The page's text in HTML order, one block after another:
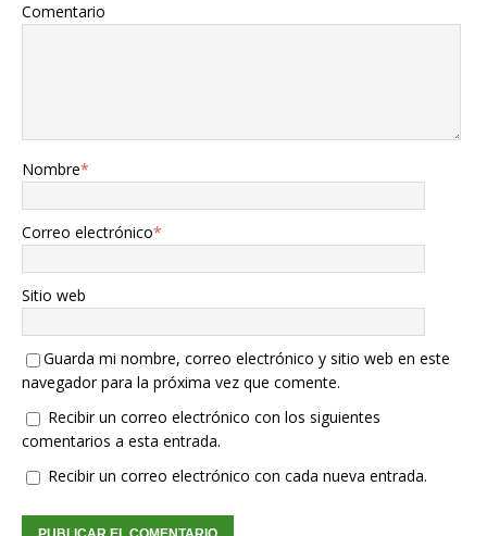
Comentario
Nombre*
Correo electrónico*
Sitio web
Guarda mi nombre, correo electrónico y sitio web en este
navegador para la próxima vez que comente.
Recibir un correo electrónico con los siguientes
comentarios a esta entrada.
Recibir un correo electrónico con cada nueva entrada.